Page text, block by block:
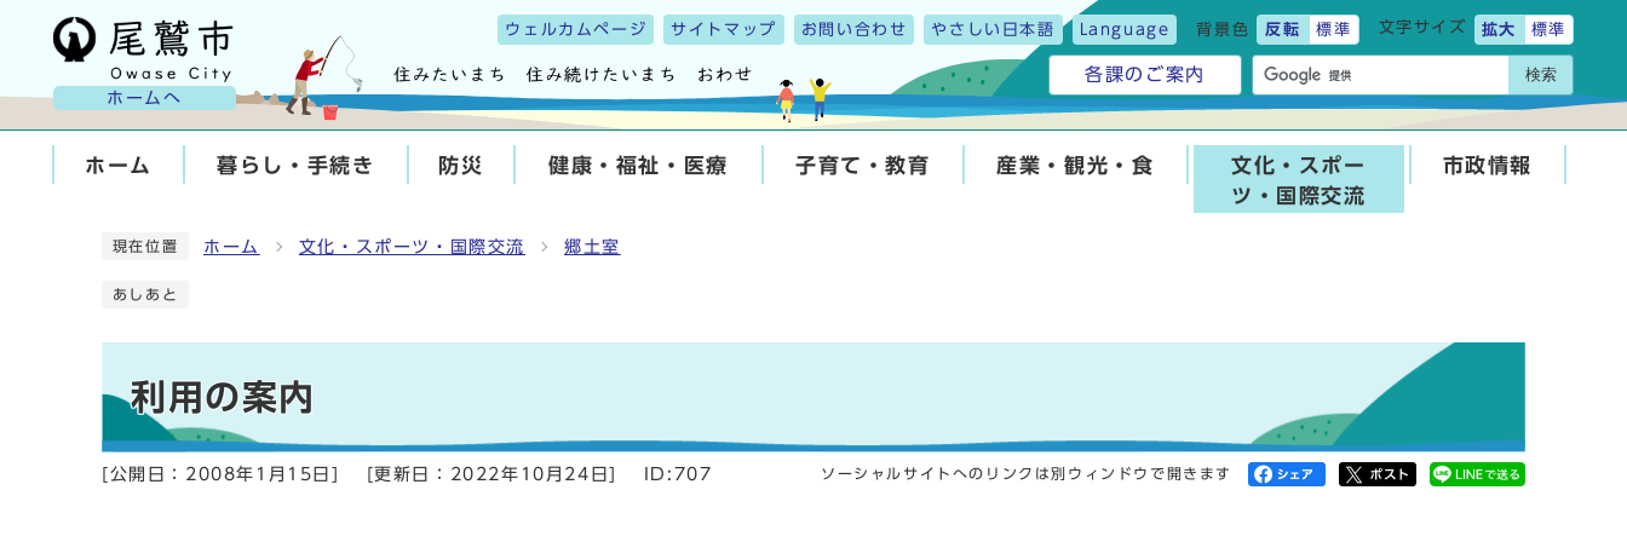
ホームへ
ウェルカムページ サイトマップ お問い合わせ やさしい日本語 Language 背景色 反転 標準 文字サイズ 拡大 標準
各課のご案内 検索
ホーム 暮らし・手続き 防災 健康・福祉・医療 子育て・教育 産業・観光・食
文化・スポー
ツ・国際交流
市政情報
現在位置 ホーム 文化・スポーツ・国際交流 郷土室
あしあと
利用の案内
[公開日： 2008年1月15日 [更新日： 2022年10月24日 ID:707 ソーシャルサイトへのリンクは別ウィンドウで開きます